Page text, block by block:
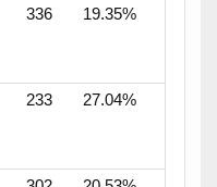
336 19.35%
233 27.04%